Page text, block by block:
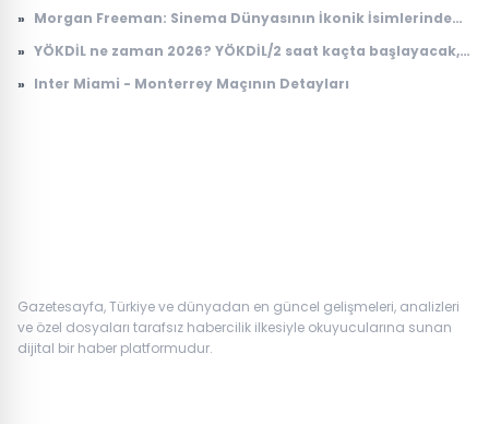
» Morgan Freeman: Sinema Dünyasının İkonik İsimlerinden
» YÖKDİL ne zaman 2026? YÖKDİL/2 saat kaçta başlayacak,
» Inter Miami - Monterrey Maçının Detayları
Gazetesayfa, Türkiye ve dünyadan en güncel gelişmeleri, analizleri
ve özel dosyaları tarafsız habercilik ilkesiyle okuyucularına sunan
dijital bir haber platformudur.